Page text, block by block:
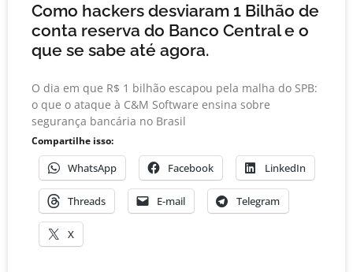
Como hackers desviaram 1 Bilhão de
conta reserva do Banco Central e o
que se sabe até agora.
O dia em que R$ 1 bilhão escapou pela malha do SPB:
o que o ataque à C&M Software ensina sobre
segurança bancária no Brasil
Compartilhe isso:
WhatsApp Facebook LinkedIn
Threads E-mail Telegram
X